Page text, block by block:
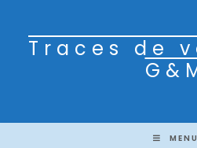
Traces de
MENU